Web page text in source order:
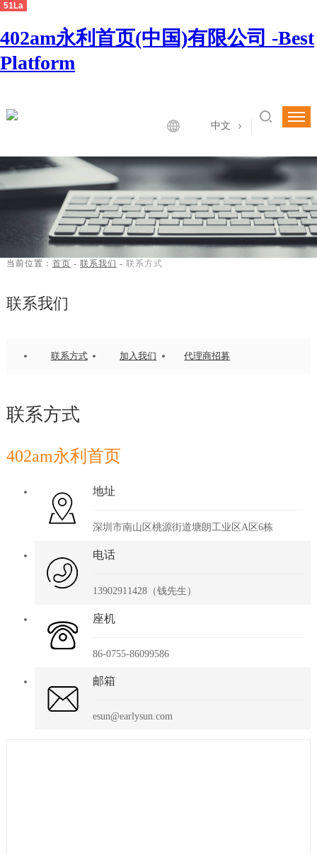
51La
402am永利首页(中国)有限公司 -Best
Platform
中文
当前位置： 首页 - 联系我们 - 联系方式
联系我们
联系方式 加入我们 代理商招募
联系方式
402am永利首页
地址
深圳市南山区桃源街道塘朗工业区A区6栋
电话
13902911428（钱先生）
座机
86-0755-86099586
邮箱
esun@earlysun.com